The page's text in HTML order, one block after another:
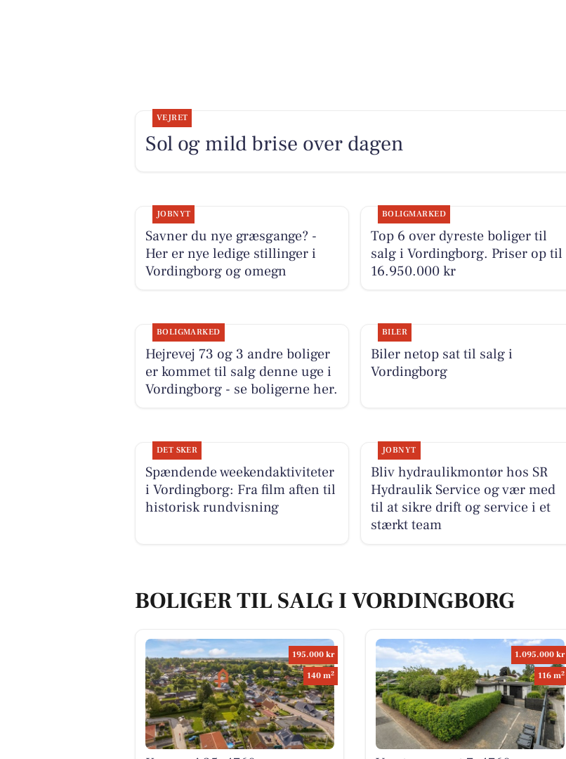
VEJRET
Sol og mild brise over dagen
JOBNYT
Savner du nye græsgange? -
Her er nye ledige stillinger i
Vordingborg og omegn
BOLIGMARKED
Top 6 over dyreste boliger til
salg i Vordingborg. Priser op til
16.950.000 kr
BOLIGMARKED
Hejrevej 73 og 3 andre boliger
er kommet til salg denne uge i
Vordingborg - se boligerne her.
BILER
Biler netop sat til salg i
Vordingborg
DET SKER
Spændende weekendaktiviteter
i Vordingborg: Fra film aften til
historisk rundvisning
JOBNYT
Bliv hydraulikmontør hos SR
Hydraulik Service og vær med
til at sikre drift og service i et
stærkt team
BOLIGER TIL SALG I VORDINGBORG
195.000 kr
140 m2
1.095.000 kr
116 m2